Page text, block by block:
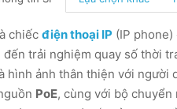
chiếc điện thoại IP (IP
trải nghiệm quay số thời
hình ảnh thân thiện với người
PoE, cùng với bộ chuyển